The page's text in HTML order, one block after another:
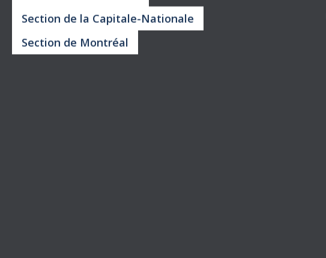
Retour aux publications
LA DÉRIVE DES